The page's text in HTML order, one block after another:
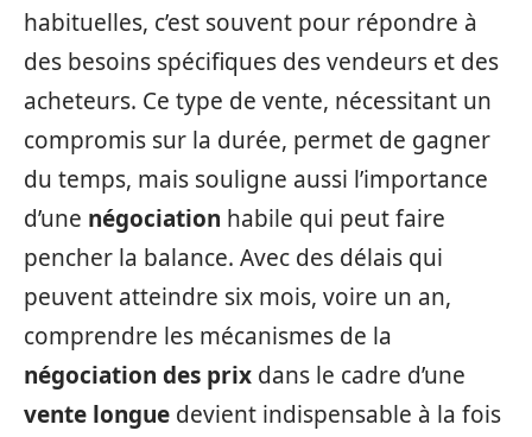
habituelles, c’est souvent pour répondre à
des besoins spécifiques des vendeurs et des
acheteurs. Ce type de vente, nécessitant un
compromis sur la durée, permet de gagner
du temps, mais souligne aussi l’importance
d’une négociation habile qui peut faire
pencher la balance. Avec des délais qui
peuvent atteindre six mois, voire un an,
comprendre les mécanismes de la
négociation des prix dans le cadre d’une
vente longue devient indispensable à la fois